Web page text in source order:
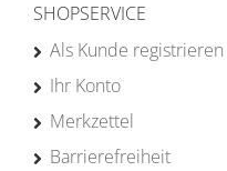
SHOPSERVICE
Als Kunde registrieren
Ihr Konto
Merkzettel
Barrierefreiheit